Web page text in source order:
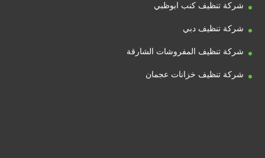
شركة تنظيف كنب ابوظبي
شركة تنظيف دبي
شركة تنظيف المفروشات الشارقة
شركة تنظيف خزانات عجمان